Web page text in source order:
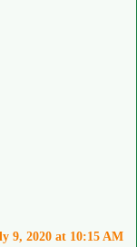
9, 2020 at 10:15 AM